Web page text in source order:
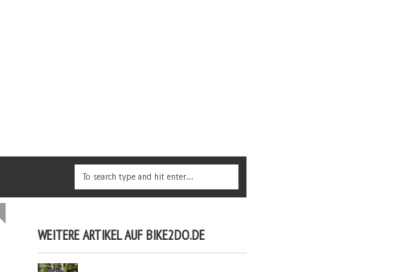
WEITERE ARTIKEL AUF BIKE2DO.DE